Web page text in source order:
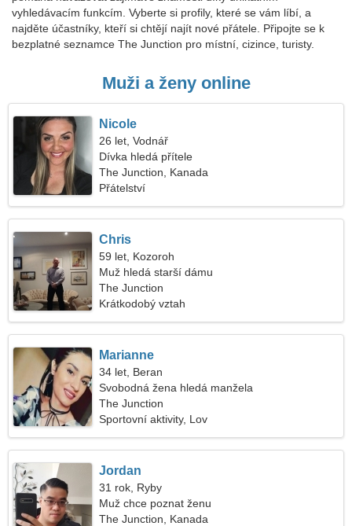
vyhledávacím funkcím. Vyberte si profily, které se vám líbí, a
najděte účastníky, kteří si chtějí najít nové přátele. Připojte se k
bezplatné seznamce The Junction pro místní, cizince, turisty.
Muži a ženy online
Nicole
26 let, Vodnář
Dívka hledá přítele
The Junction, Kanada
Přátelství
Chris
59 let, Kozoroh
Muž hledá starší dámu
The Junction
Krátkodobý vztah
Marianne
34 let, Beran
Svobodná žena hledá manžela
The Junction
Sportovní aktivity, Lov
Jordan
31 rok, Ryby
Muž chce poznat ženu
The Junction, Kanada